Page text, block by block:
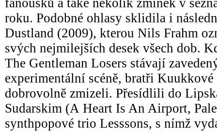
fanoušků a také několik zmínek v
roku. Podobné ohlasy sklidila i
Dustland (2009), kterou Nils Frahm
svých nejmilejších desek všech dob.
The Gentleman Losers stávají
experimentální scéně, bratři Kuukkové
dobrovolně zmizeli. Přesídlili do
Sudarskim (A Heart Is An Airport,
synthpopové trio Lesssons, s nímž